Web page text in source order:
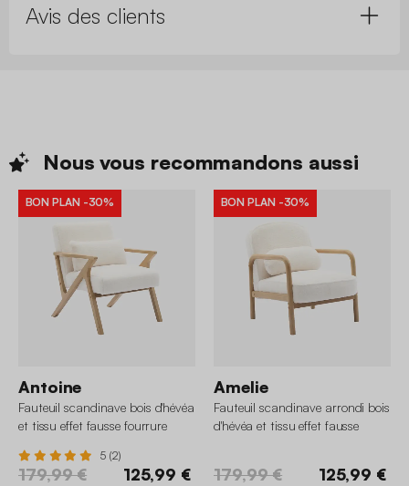
Avis des clients
Nous vous recommandons aussi
BON PLAN -30%
Antoine
Fauteuil scandinave bois d'hévéa
et tissu effet fausse fourrure
5 (2)
179,99 € 125,99 €
BON PLAN -30%
Amelie
Fauteuil scandinave arrondi bois
d'hévéa et tissu effet fausse
179,99 € 125,99 €